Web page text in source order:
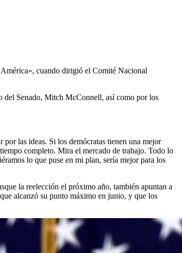
América», cuando dirigió el Comité Nacional
del Senado, Mitch McConnell, así como por los
por las ideas. Si los demócratas tienen una mejor
completo. Mira el mercado de trabajo. Todo lo
lo que puse en mi plan, sería mejor para los
la reelección el próximo año, también apuntan a
alcanzó su punto máximo en junio, y que los